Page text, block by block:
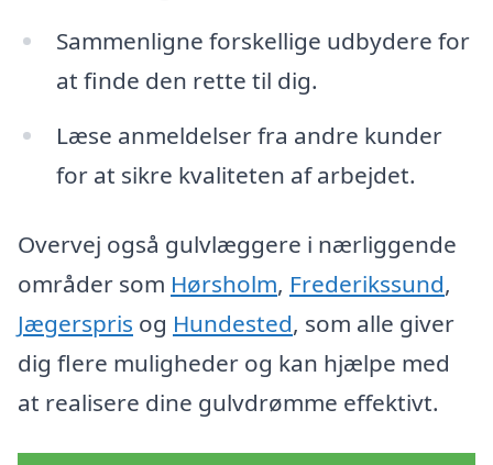
Sammenligne forskellige udbydere for
at finde den rette til dig.
Læse anmeldelser fra andre kunder
for at sikre kvaliteten af arbejdet.
Overvej også gulvlæggere i nærliggende
områder som Hørsholm, Frederikssund,
Jægerspris og Hundested, som alle giver
dig flere muligheder og kan hjælpe med
at realisere dine gulvdrømme effektivt.